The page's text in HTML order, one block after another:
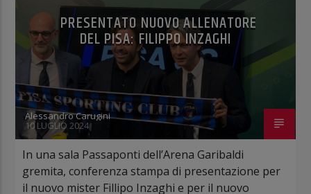
PRESENTATO NUOVO ALLENATORE
DEL PISA: FILIPPO INZAGHI
Alessandro Carugini
10 LUGLIO 2024
In una sala Passaponti dell’Arena Garibaldi
gremita, conferenza stampa di presentazione per
il nuovo mister Fillipo Inzaghi e per il nuovo